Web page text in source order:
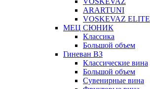
ARARTUNI
VOSKEVAZ ELITE
МЕЦ СЮНИК
Классика
Большой объем
Гиневан ВЗ
Классические вина
Большой объем
Сувенирные вина